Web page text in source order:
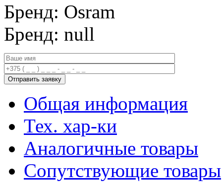
Бренд: Osram
Бренд: null
Общая информация
Тех. хар-ки
Аналогичные товары
Сопутствующие товары